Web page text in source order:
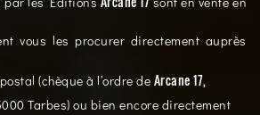
vous les procurer directement auprès
(chèque à l’ordre de Arcane 17,
Tarbes) ou bien encore directement